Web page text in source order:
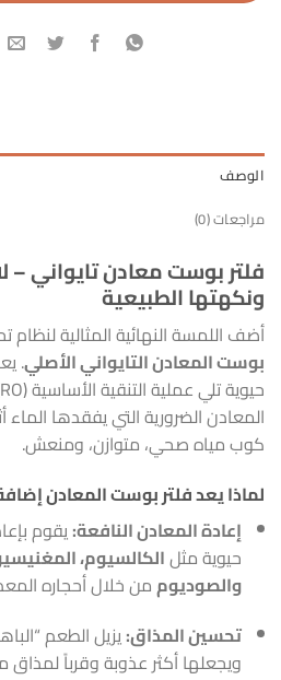
الوصف
مراجعات (0)
فلتر بوست معادن تايواني –
ونكهتها الطبيعية
أضف اللمسة النهائية المثالية لنظام
بوست المعادن التايواني الأصلي.
المعادن الضرورية التي يفقدها الماء
كوب مياه صحي، متوازن، ومنعش.
لماذا يعد فلتر بوست المعادن
إعادة المعادن النافعة:يقوم
حيوية مثلالكالسيوم،
والصوديوممن خلال أحجاره
تحسين المذاق:يزيل الطعم
ويجعلها أكثر عذوبة وقرباً لمذاق